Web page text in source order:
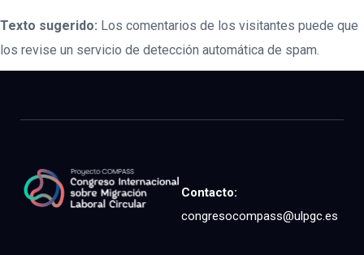
Texto sugerido: Los comentarios de los visitantes puede que
los revise un servicio de detección automática de spam.
Contacto:
congresocompass@ulpgc.es